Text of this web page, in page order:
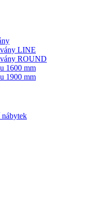
LINE
ROUND
1600 mm
1900 mm